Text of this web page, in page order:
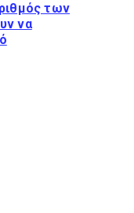
των
να